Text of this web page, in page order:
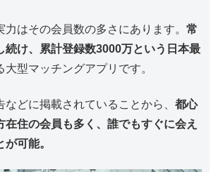
力はその会員数の多さにあります。常
続け、累計登録数3000万という日本最
大型マッチングアプリです。
などに掲載されていることから、都心
在住の会員も多く、誰でもすぐに会え
可能。